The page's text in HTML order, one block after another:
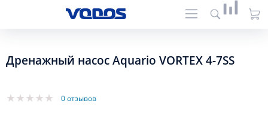
Дренажный насос Aquario VORTEX 4-7SS
0 отзывов